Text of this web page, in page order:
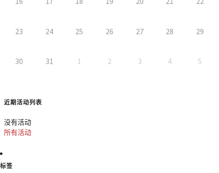
23 24 25 26 27 28 29
30 31 1 2 3 4 5
近期活动列表
没有活动
所有活动
标签